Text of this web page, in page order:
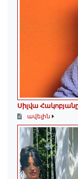
Սիլվա
ավելին